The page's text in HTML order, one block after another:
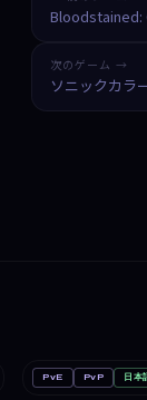
Bloodstained:
次のゲーム →
ソニックカラ
Minecraft:
PvE PvP 日本